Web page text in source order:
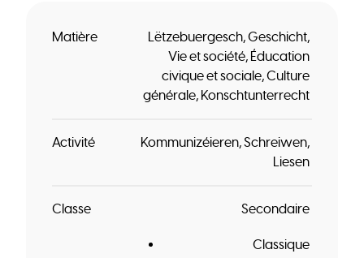
Matière Lëtzebuergesch Geschicht
Vie et société Éducation
civique et sociale Culture
générale Konschtunterrecht
Activité Kommunizéieren Schreiwen
Liesen
Classe Secondaire
Classique